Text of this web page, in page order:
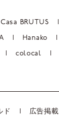
Casa BRUTUS
Hanako
colocal
ド 広告掲載